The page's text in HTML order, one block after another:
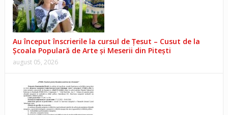
Au început înscrierile la cursul de Țesut – Cusut de la
Școala Populară de Arte și Meserii din Pitești
august 05, 2026